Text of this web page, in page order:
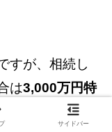
すが、相続し
は3,000万円特
ます。
サイドバー